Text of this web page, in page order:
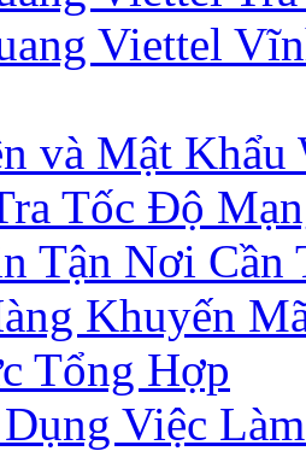
Viettel
và Mật Khẩu
Tốc Độ
Tận Nơi Cần
Khuyến
Tổng Hợp
Việc